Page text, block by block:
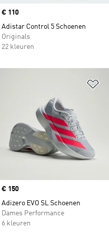
Price
€ 110
Adistar Control 5 Schoenen
Originals
22 kleuren
Price
€ 150
Adizero EVO SL Schoenen
Dames Performance
6 kleuren